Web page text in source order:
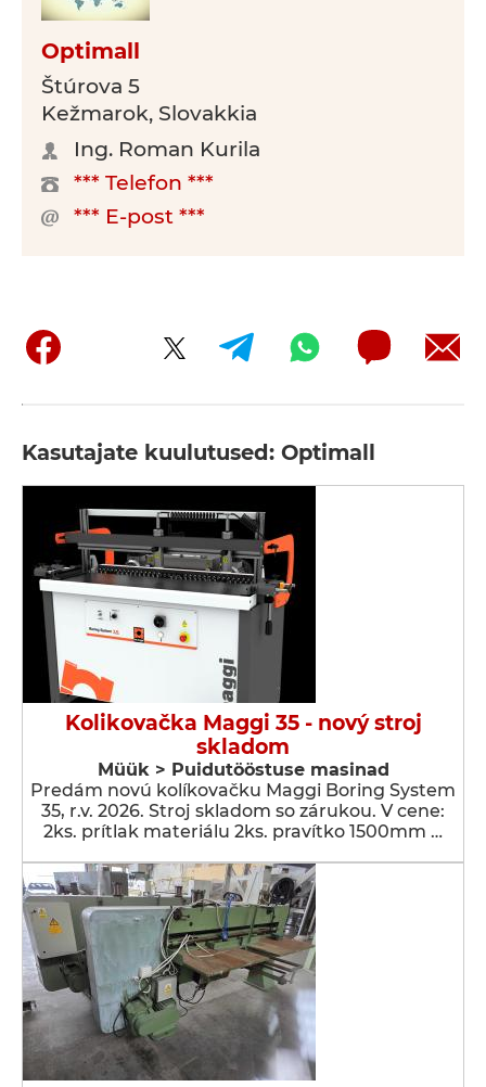
Optimall
Štúrova 5
Kežmarok, Slovakkia
Ing. Roman Kurila
*** Telefon ***
*** E-post ***
Kasutajate kuulutused: Optimall
Kolikovačka Maggi 35 - nový stroj
skladom
Müük > Puidutööstuse masinad
Predám novú kolíkovačku Maggi Boring System
35, r.v. 2026. Stroj skladom so zárukou. V cene:
2ks. prítlak materiálu 2ks. pravítko 1500mm …